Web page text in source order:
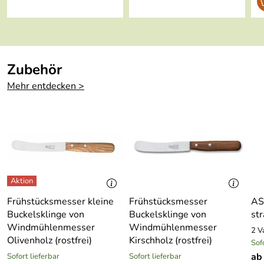
Ofengeeignet:
ja
Gefriergeeignet
ja
Zubehör
Mehr entdecken >
Frühstücksmesser kleine
Buckelsklinge von
Windmühlenmesser
Olivenholz (rostfrei)
Sofort lieferbar
Frühstücksmesser
Buckelsklinge von
Windmühlenmesser
Kirschholz (rostfrei)
Sofort lieferbar
2